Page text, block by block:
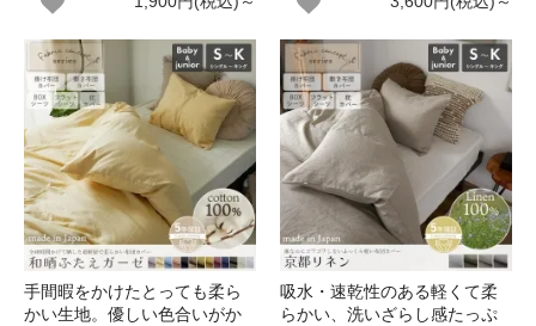
手間暇をかけたとっても柔ら
かい生地。優しい色合いがか
吸水・速乾性のある軽くて柔
らかい、洗いざらし感たっぷ